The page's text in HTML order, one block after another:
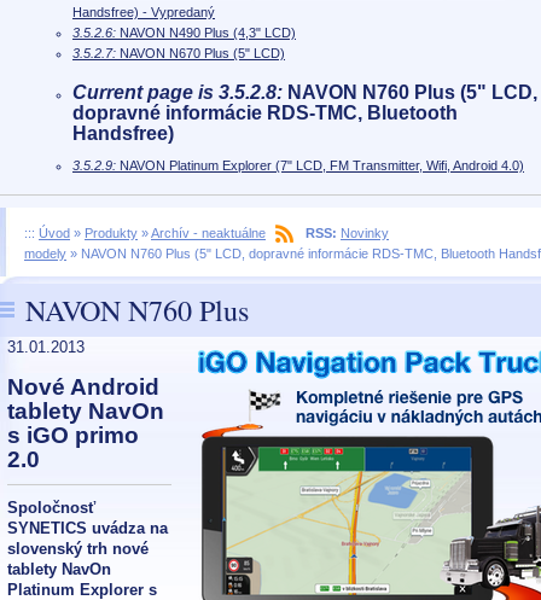
Handsfree) - Vypredaný
3.5.2.6: NAVON N490 Plus (4,3" LCD)
3.5.2.7: NAVON N670 Plus (5" LCD)
Current page is 3.5.2.8: NAVON N760 Plus (5" LCD,
dopravné informácie RDS-TMC, Bluetooth
Handsfree)
3.5.2.9: NAVON Platinum Explorer (7" LCD, FM Transmitter, Wifi, Android 4.0)
RSS: Novinky
::: Úvod » Produkty »Archív - neaktuálne
modely » NAVON N760 Plus (5" LCD, dopravné informácie RDS-TMC, Bluetooth
NAVON N760 Plus
31.01.2013
Nové Android
tablety NavOn
s iGO primo
2.0
Spoločnosť
SYNETICS uvádza na
slovenský trh nové
tablety NavOn
Platinum Explorer s